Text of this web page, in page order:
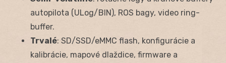
autopilota (ULog/BIN), ROS bagy, video ring-
buffer.
Trvalé: SD/SSD/eMMC flash, konfigurácie a
kalibrácie, mapové dlaždice, firmware a